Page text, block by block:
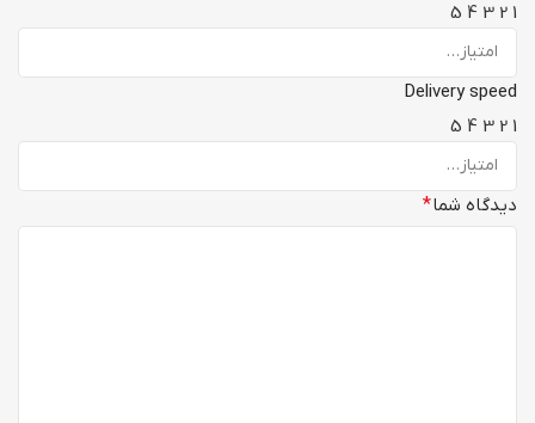
1
2
3
4
5
Delivery speed
1
2
3
4
5
دیدگاه شما*